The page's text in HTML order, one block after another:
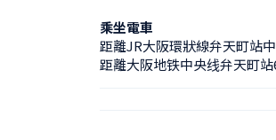
乘坐電車
距離JR大阪環狀線弁天町站
距離大阪地铁中央线弁天町